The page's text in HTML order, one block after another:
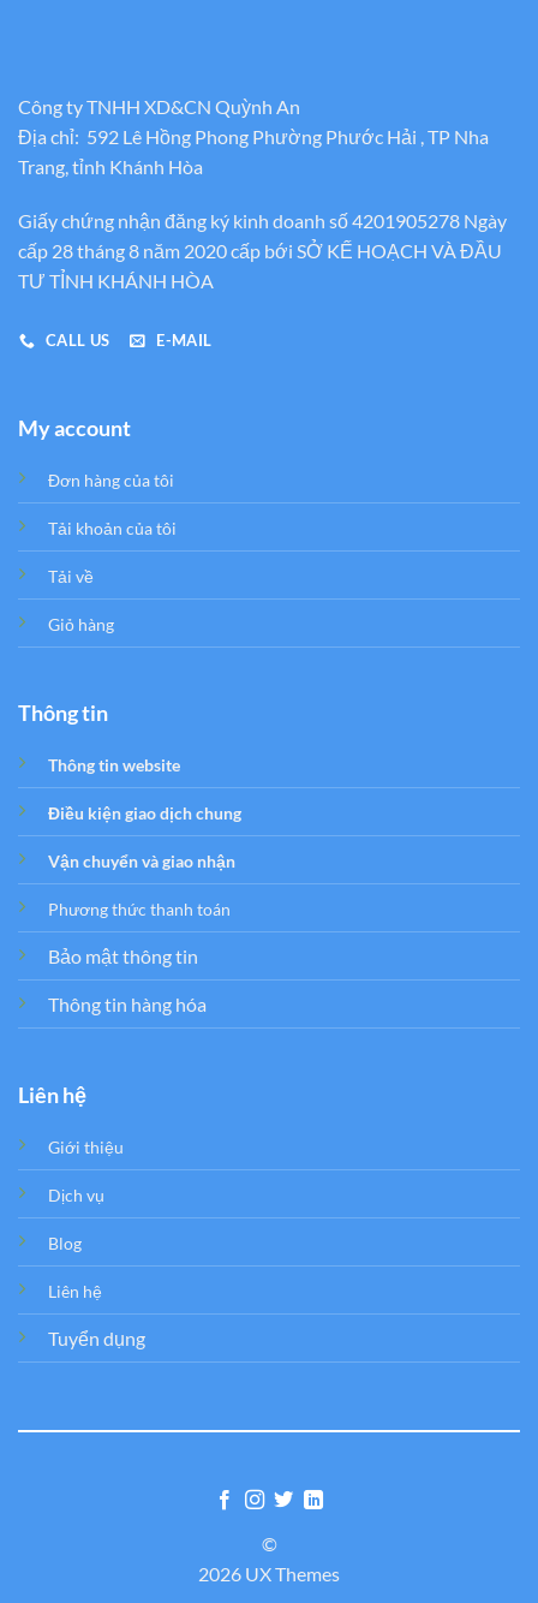
Công ty TNHH XD&CN Quỳnh An
Địa chỉ: 592 Lê Hồng Phong Phường Phước Hải , TP Nha
Trang, tỉnh Khánh Hòa
Giấy chứng nhận đăng ký kinh doanh số 4201905278 Ngày
cấp 28 tháng 8 năm 2020 cấp bới SỞ KẾ HOẠCH VÀ ĐẦU
TƯ TỈNH KHÁNH HÒA
CALL US E-MAIL
My account
Đơn hàng của tôi
Tải khoản của tôi
Tải về
Giỏ hàng
Thông tin
Thông tin website
Điều kiện giao dịch chung
Vận chuyển và giao nhận
Phương thức thanh toán
Bảo mật thông tin
Thông tin hàng hóa
Liên hệ
Giới thiệu
Dịch vụ
Blog
Liên hệ
Tuyển dụng
©
2026 UX Themes